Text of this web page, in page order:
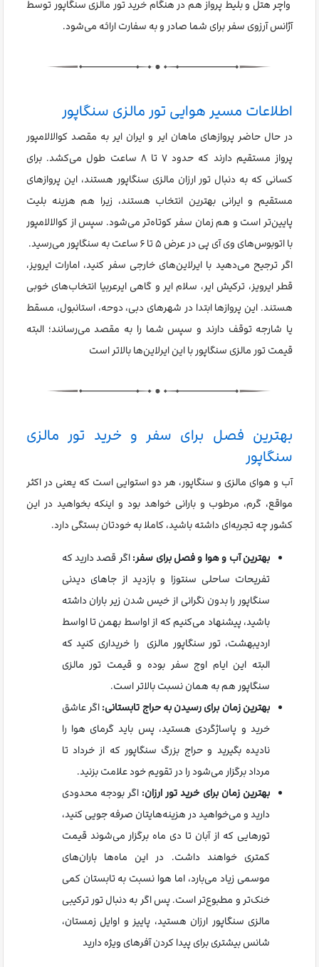
واچر هتل و بلیط پرواز هم در هنگام خرید تور مالزی سنگاپور توسط
آژانس آرزوی سفر برای شما صادر و به سفارت ارائه می‌شود.
اطلاعات مسیر هوایی تور مالزی سنگاپور
در حال حاضر پروازهای ماهان ایر و ایران ایر به مقصد کوالالامپور
پرواز مستقیم دارند که حدود ۷ تا ۸ ساعت طول می‌کشد. برای
کسانی که به دنبال تور ارزان مالزی سنگاپور هستند، این پروازهای
مستقیم و ایرانی بهترین انتخاب هستند، زیرا هم هزینه بلیت
پایین‌تر است و هم زمان سفر کوتاه‌تر می‌شود. سپس از کوالالامپور
با اتوبوس‌های وی آی پی در عرض ۵ تا ۶ ساعت به سنگاپور می‌رسید.
اگر ترجیح می‌دهید با ایرلاین‌های خارجی سفر کنید، امارات ایرویز،
قطر ایرویز، ترکیش ایر، سلام ایر و گاهی ایرعربیا انتخاب‌های خوبی
هستند. این پروازها ابتدا در شهرهای دبی، دوحه، استانبول، مسقط
یا شارجه توقف دارند و سپس شما را به مقصد می‌رسانند؛ البته
قیمت تور مالزی سنگاپور با این ایرلاین‌ها بالاتر است
بهترین فصل برای سفر و خرید تور مالزی
سنگاپور
آب و هوای مالزی و سنگاپور، هر دو استوایی است که یعنی در اکثر
مواقع، گرم، مرطوب و بارانی خواهد بود و اینکه بخواهید در این
کشور چه تجربه‌ای داشته باشید، کاملا به خودتان بستگی دارد.
بهترین آب و هوا و فصل برای سفر:اگر قصد دارید که
تفریحات ساحلی سنتوزا و بازدید از جاهای دیدنی
سنگاپور را بدون نگرانی از خیس شدن زیر باران داشته
باشید، پیشنهاد می‌کنیم که از اواسط بهمن تا اواسط
اردیبهشت، تور سنگاپور مالزی را خریداری کنید که
البته این ایام اوج سفر بوده و قیمت تور مالزی
سنگاپور هم به همان نسبت بالاتر است.
بهترین زمان برای رسیدن به حراج تابستانی:اگر عاشق
خرید و پاساژگردی هستید، پس باید گرمای هوا را
نادیده بگیرید و حراج بزرگ سنگاپور که از خرداد تا
مرداد برگزار می‌شود را در تقویم خود علامت بزنید.
بهترین زمان برای خرید تور ارزان: اگر بودجه محدودی
دارید و می‌خواهید در هزینه‌هایتان صرفه جویی کنید،
تورهایی که از آبان تا دی ماه برگزار می‌شوند قیمت
کمتری خواهند داشت. در این ماه‌ها باران‌های
موسمی زیاد می‌بارد، اما هوا نسبت به تابستان کمی
خنک‌تر و مطبوع‌تر است. پس اگر به دنبال تور ترکیبی
مالزی سنگاپور ارزان هستید، پاییز و اوایل زمستان،
شانس بیشتری برای پیدا کردن آفرهای ویژه دارید